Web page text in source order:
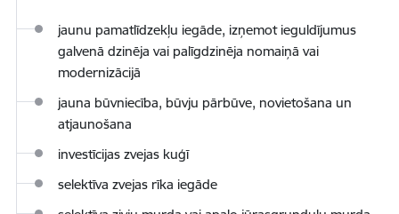
jaunu pamatlīdzekļu iegāde, izņemot ieguldījumus
galvenā dzinēja vai palīgdzinēja nomaiņā vai
modernizācijā
jauna būvniecība, būvju pārbūve, novietošana un
atjaunošana
investīcijas zvejas kuģī
selektīva zvejas rīka iegāde